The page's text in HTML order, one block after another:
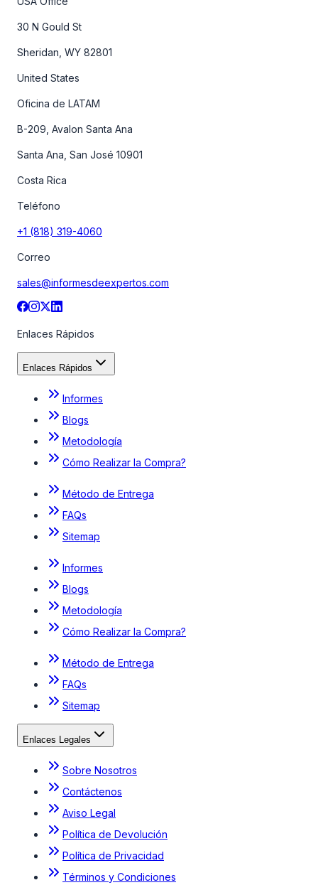
30 N Gould St
Sheridan, WY 82801
United States
Oficina de LATAM
B-209, Avalon Santa Ana
Santa Ana, San José 10901
Costa Rica
Teléfono
+1 (818) 319-4060
Correo
sales@informesdeexpertos.com
Enlaces Rápidos
Enlaces Rápidos
Informes
Blogs
Metodología
Cómo Realizar la Compra?
Método de Entrega
FAQs
Sitemap
Informes
Blogs
Metodología
Cómo Realizar la Compra?
Método de Entrega
FAQs
Sitemap
Enlaces Legales
Sobre Nosotros
Contáctenos
Aviso Legal
Política de Devolución
Política de Privacidad
Términos y Condiciones